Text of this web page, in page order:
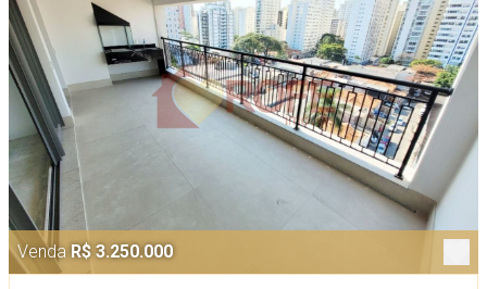
Venda R$ 3.250.000